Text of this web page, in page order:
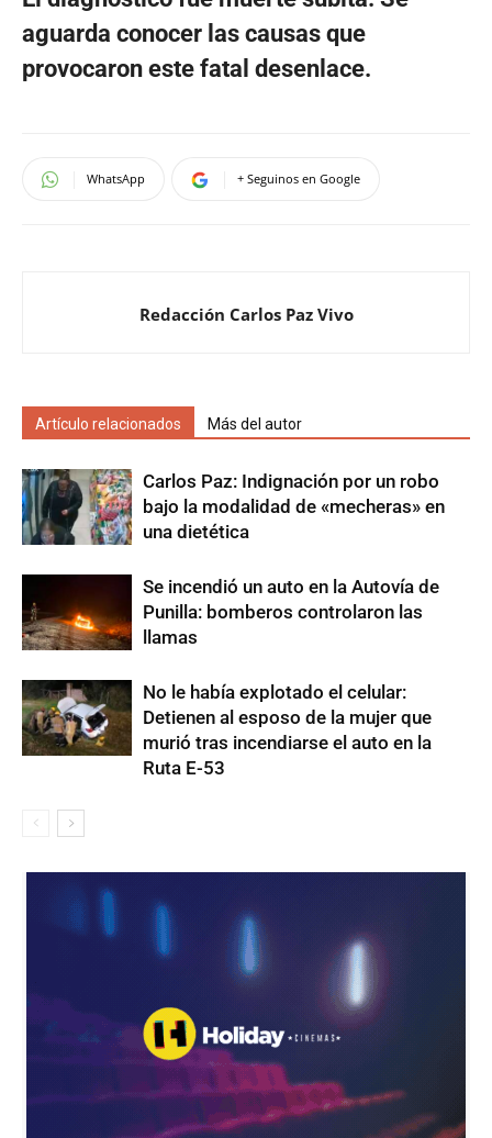
aguarda conocer las causas que
provocaron este fatal desenlace.
WhatsApp + Seguinos en Google
Redacción Carlos Paz Vivo
Artículo relacionados Más del autor
Carlos Paz: Indignación por un robo
bajo la modalidad de «mecheras» en
una dietética
Se incendió un auto en la Autovía de
Punilla: bomberos controlaron las
llamas
No le había explotado el celular:
Detienen al esposo de la mujer que
murió tras incendiarse el auto en la
Ruta E-53